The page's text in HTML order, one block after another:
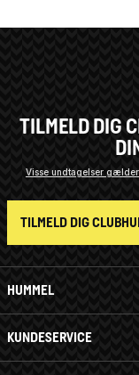
HUMMEL
KUNDESERVICE
TILMELD DIG
Visse undtagelser
TILMELD DIG